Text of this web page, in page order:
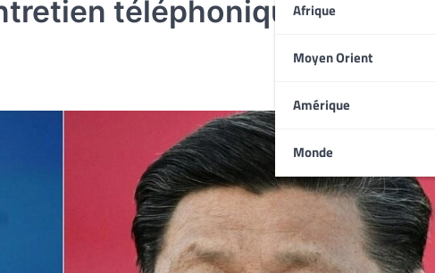
Afrique
Moyen Orient
Amérique
Monde
téléphonique entre Joe